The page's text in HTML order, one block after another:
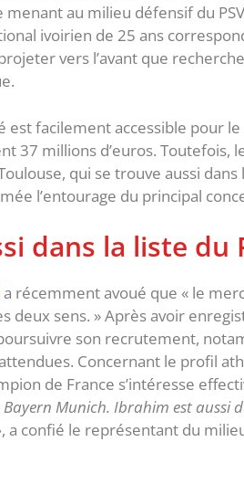
au milieu défensif du
ivoirien de 25 ans
vers l’avant que recherche
facilement accessible pour le
37 millions d’euros. Toutefois,
qui se trouve aussi dans
l’entourage du principal
dans la liste du
a récemment avoué que « le
deux sens. » Après avoir
son recrutement,
Concernant le profil
de France s’intéresse
Munich. Ibrahim est aussi
, a confié le représentant du